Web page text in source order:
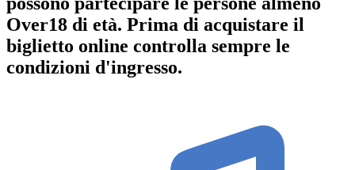
Over18 di età. Prima di acquistare il
biglietto online controlla sempre le
condizioni d'ingresso.